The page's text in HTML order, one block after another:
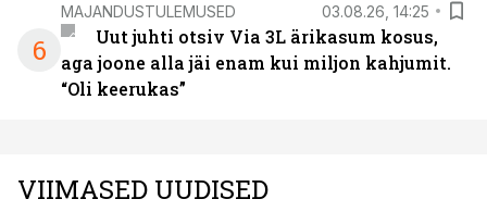
6
MAJANDUSTULEMUSED 03.08.26, 14:25
Uut juhti otsiv Via 3L ärikasum kosus,
aga joone alla jäi enam kui miljon kahjumit.
“Oli keerukas”
VIIMASED UUDISED